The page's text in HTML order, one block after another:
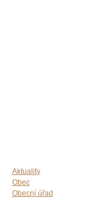
Aktuality
Obec
Obecní úřad